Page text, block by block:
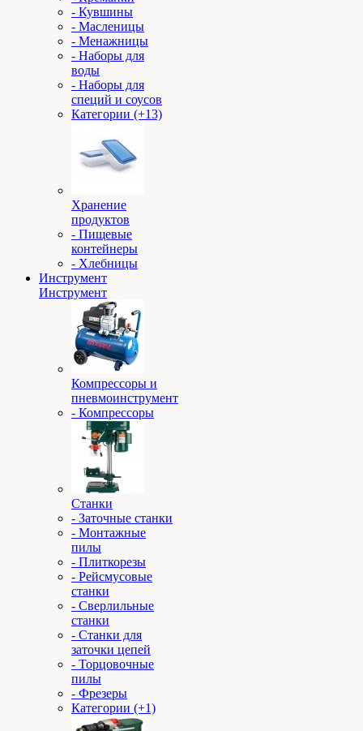
- Кувшины
- Масленицы
- Менажницы
- Наборы для
воды
- Наборы для
специй и соусов
Категории (+13)
Хранение
продуктов
- Пищевые
контейнеры
- Хлебницы
Инструмент
Инструмент
Компрессоры и
пневмоинструмент
- Компрессоры
Станки
- Заточные станки
- Монтажные
пилы
- Плиткорезы
- Рейсмусовые
станки
- Сверлильные
станки
- Станки для
заточки цепей
- Торцовочные
пилы
- Фрезеры
Категории (+1)